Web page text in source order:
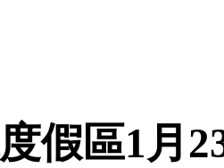
假區1月